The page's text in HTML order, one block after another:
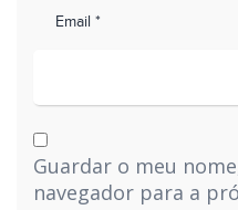
Email *
Guardar o meu
navegador para a